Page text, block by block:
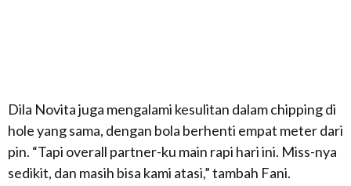
Dila Novita juga mengalami kesulitan dalam chipping di
hole yang sama, dengan bola berhenti empat meter dari
pin. “Tapi overall partner-ku main rapi hari ini. Miss-nya
sedikit, dan masih bisa kami atasi,” tambah Fani.